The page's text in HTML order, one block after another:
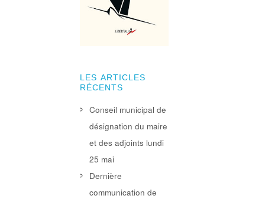
LES ARTICLES
RÉCENTS
Conseil municipal de
désignation du maire
et des adjoints lundi
25 mai
Dernière
communication de